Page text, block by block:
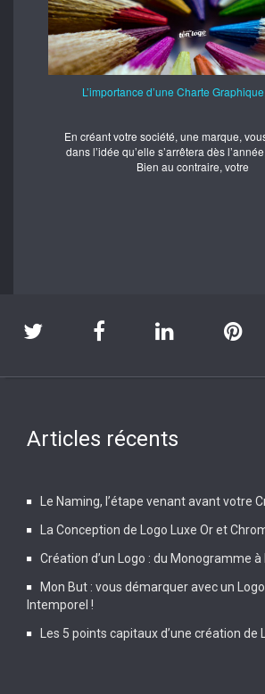
L’importance d’une Charte
En créant votre société, une marque,
dans l’idée qu’elle s’arrêtera dès
Bien au contraire, votre
Articles récents
Le Naming, l’étape venant avant votre
La Conception de Logo Luxe Or et
Création d’un Logo : du Monogramme à
Mon But : vous démarquer avec un
Intemporel !
Les 5 points capitaux d’une création de